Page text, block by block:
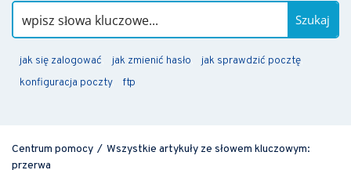
Szukaj
jak się zalogować jak zmienić hasło
jak sprawdzić pocztę
konfiguracja poczty
ftp
Centrum pomocy / Wszystkie artykuły ze słowem kluczowym:
przerwa